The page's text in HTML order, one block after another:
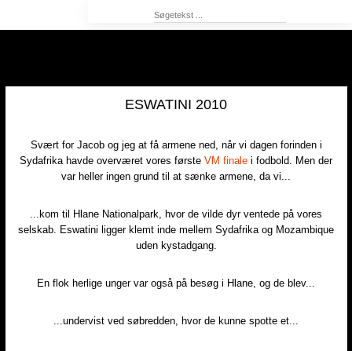
ESWATINI 2010
Svært for Jacob og jeg at få armene ned, når vi dagen forinden i
Sydafrika havde overværet vores første VM finale i fodbold. Men der
var heller ingen grund til at sænke armene, da vi...
...kom til Hlane Nationalpark, hvor de vilde dyr ventede på vores
selskab. Eswatini ligger klemt inde mellem Sydafrika og Mozambique
uden kystadgang.
En flok herlige unger var også på besøg i Hlane, og de blev...
...undervist ved søbredden, hvor de kunne spotte et...